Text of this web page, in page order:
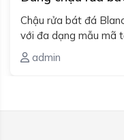
Chậu rửa bát đá
với đa dạng mẫu mã
admin